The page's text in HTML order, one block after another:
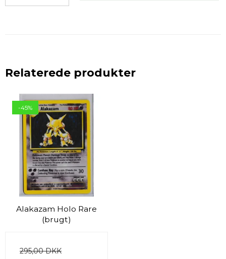
Relaterede produkter
-45%
Alakazam Holo Rare
(brugt)
295,00 DKK